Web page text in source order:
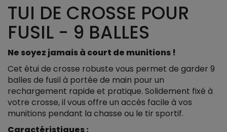
TUI DE CROSSE POUR
FUSIL - 9 BALLES
Ne soyez jamais à court de munitions !
Cet étui de crosse robuste vous permet de garder 9
balles de fusil à portée de main pour un
rechargement rapide et pratique. Solidement fixé à
votre crosse, il vous offre un accès facile à vos
munitions pendant la chasse ou le tir sportif.